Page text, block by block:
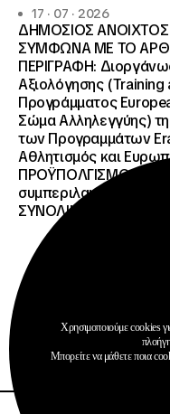
17 · 07 · 2026
ΔΗΜΟΣΙΟΣ
ΣΥΜΦΩΝΑ ΜΕ ΤΟ
ΠΕΡΙΓΡΑΦΗ:
Αξιολόγησης (Training
Προγράμματος
Σώμα Αλληλεγγύης)
των Προγραμμάτων
Αθλητισμός και
ΣΥΝΟΛΙΚΗ ΑΞΙΑ
Προκηρύξεις
Περισσότερα
Χρησιμοποιούμε cookies
Μπορείτε να μάθετε ποια